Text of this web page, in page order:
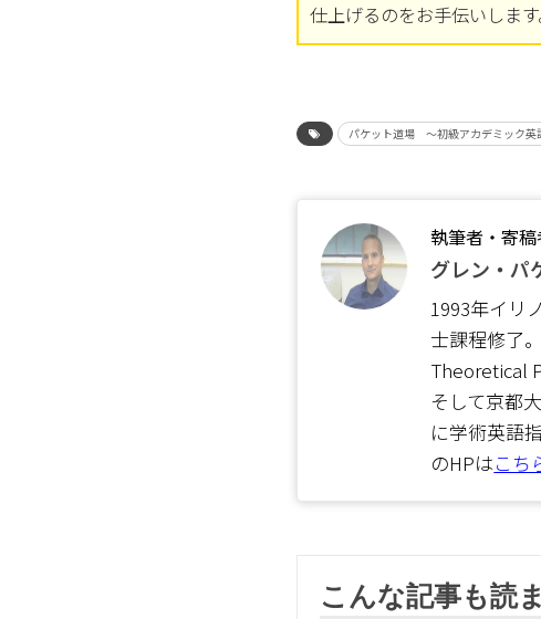
仕上げるのをお手伝いします
パケット道場 ～初級アカデミック英
執筆者・寄
グレン・
1993年イリ
士課程修了
Theoretical
そして京都
に学術英語
のHPはこち
こんな記事も読